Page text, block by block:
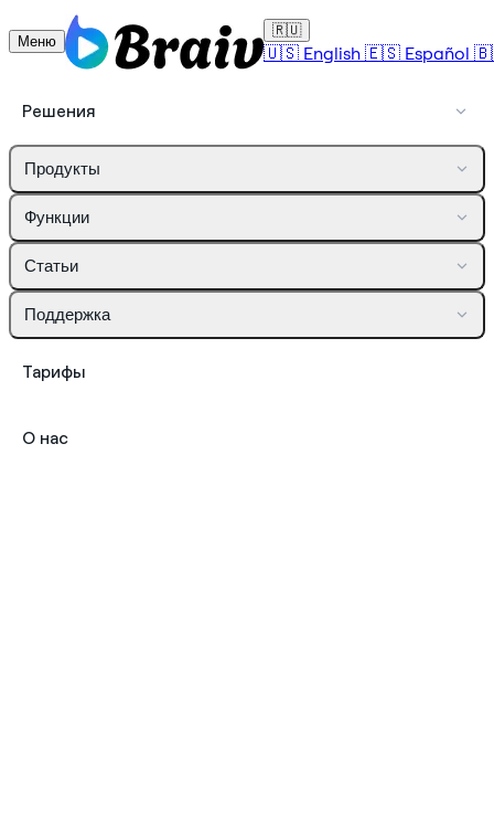
Меню
🇷🇺
🇺🇸 English 🇪🇸 Español
Решения
Продукты
Функции
Статьи
Поддержка
Тарифы
О нас